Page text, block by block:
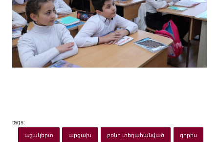
tags:
աշակերտ արցախ բռնի տեղահանված գորիս